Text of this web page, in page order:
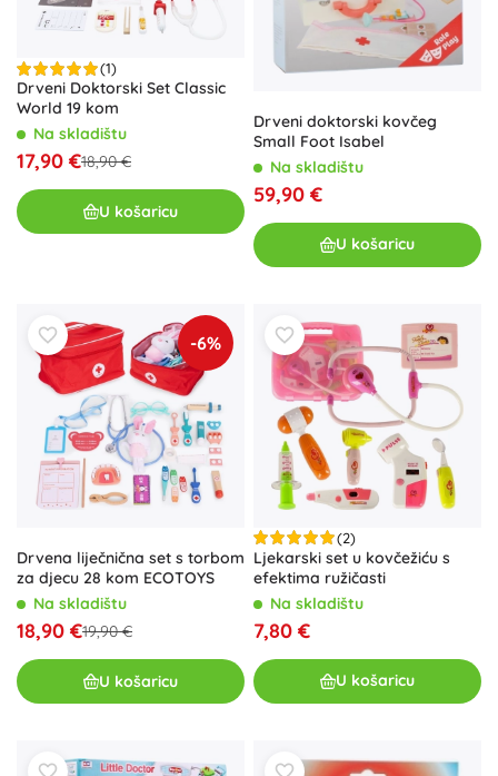
(1)
Drveni Doktorski Set Classic
World 19 kom
Na skladištu
17,90 €18,90 €
U košaricu
Drveni doktorski kovčeg
Small Foot Isabel
Na skladištu
59,90 €
U košaricu
-6%
Drvena liječnična set s torbom
za djecu 28 kom ECOTOYS
Na skladištu
18,90 €19,90 €
U košaricu
(2)
Ljekarski set u kovčežiću s
efektima ružičasti
Na skladištu
7,80 €
U košaricu